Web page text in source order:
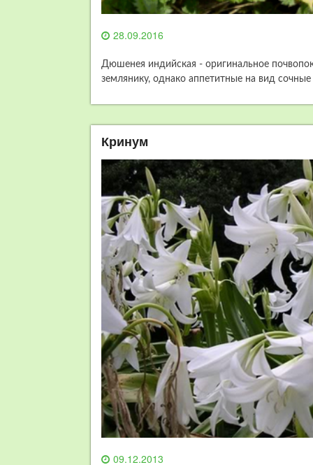
28.09.2016
Дюшенея индийская - оригинальное
землянику, однако аппетитные на вид
Кринум
09.12.2013